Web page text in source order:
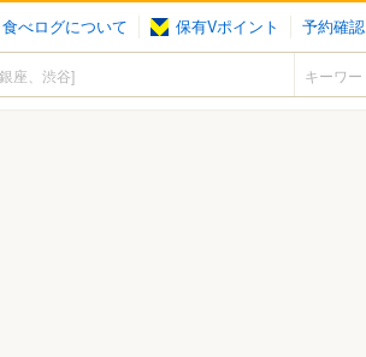
食べログについて 保有Vポイント 予約確認